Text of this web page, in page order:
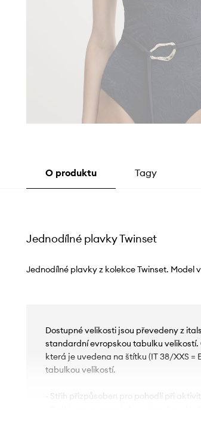
O produktu Tagy
Jednodílné plavky Twinset
Jednodílné plavky z kolekce Twinset. Model
Dostupné velikosti jsou převedeny z
standardní evropskou tabulku
která je uvedena na štítku (IT 38/XXS =
tabulkou velikostí.
- Střih přizpůsoben pro pohodlí při